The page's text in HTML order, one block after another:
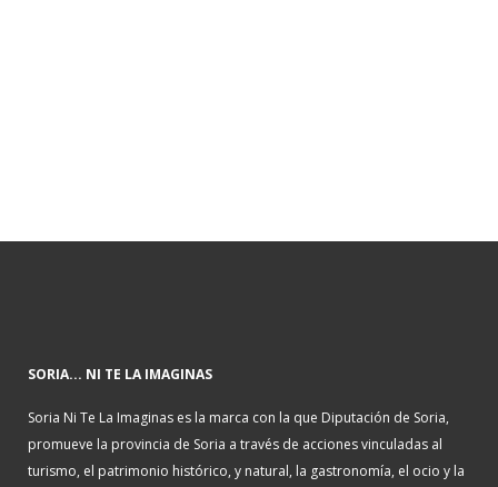
SORIA... NI TE LA IMAGINAS
Soria Ni Te La Imaginas es la marca con la que Diputación de Soria,
promueve la provincia de Soria a través de acciones vinculadas al
turismo, el patrimonio histórico, y natural, la gastronomía, el ocio y la